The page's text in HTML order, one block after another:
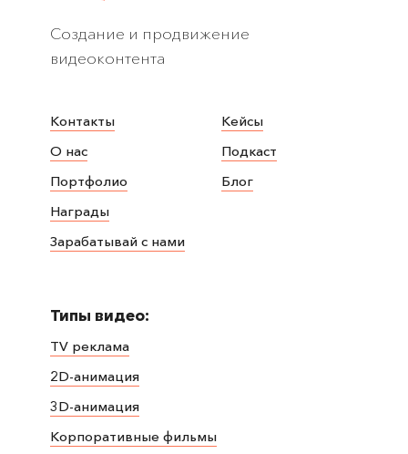
Создание и продвижение
видеоконтента
Контакты
О нас
Портфолио
Награды
Зарабатывай с нами
Кейсы
Подкаст
Блог
Типы видео:
TV реклама
2D-анимация
3D-анимация
Корпоративные фильмы